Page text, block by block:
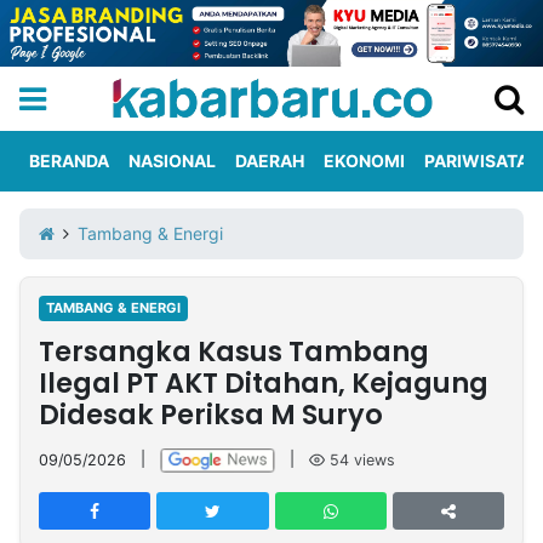
Iklan
Berita
Kami
Nasional
International
Olahraga
Entertainment
Daerah
Pariwisata
Kuliner
Kolom
Network
PT
TREETAN
BERANDA NASIONAL DAERAH EKONOMI PARIWISATA
Tambang & Energi
TAMBANG & ENERGI
Tersangka Kasus Tambang
Ilegal PT AKT Ditahan, Kejagung
Didesak Periksa M Suryo
09/05/2026 54 views